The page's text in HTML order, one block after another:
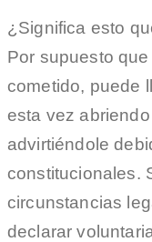
¿Significa esto
Por supuesto
cometido, puede
esta vez
advirtiéndole
constitucionales.
circunstancias
declarar